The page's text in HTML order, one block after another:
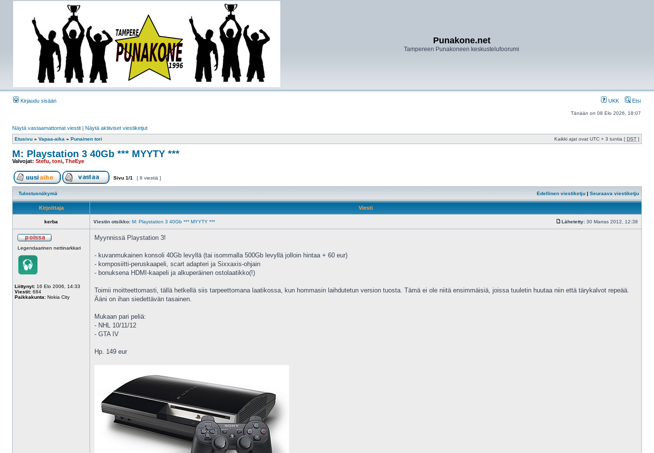
Punakone.net
Tampereen Punakoneen keskustelufoorumi
Kirjaudu sisään UKK Etsi
Tänään on 08 Elo 2026, 18:07
Näytä vastaamattomat viestit | Näytä aktiiviset viestiketjut
Etusivu » Vapaa-aika » Punainen tori Kaikki ajat ovat UTC + 3 tuntia [ DST ]
M: Playstation 3 40Gb *** MYYTY ***
Valvojat: Stefu, toni, TheEye
Sivu 1/1 [ 8 viestiä ]
Tulostusnäkymä Edellinen viestiketju | Seuraava viestiketju
Kirjoittaja Viesti
kerba Viestin otsikko: M: Playstation 3 40Gb *** MYYTY *** Lähetetty: 30 Marras 2012, 12:38
Legendaarinen nettinarkkari
Liittynyt: 16 Elo 2006, 14:33
Viestit: 684
Paikkakunta: Nokia City
Myynnissä Playstation 3!
- kuvanmukainen konsoli 40Gb levyllä (tai isommalla 500Gb levyllä jolloin hintaa + 60 eur)
- komposiitti-peruskaapeli, scart adapteri ja Sixxaxis-ohjain
- bonuksena HDMI-kaapeli ja alkuperäinen ostolaatikko(!)
Toimii moitteettomasti, tällä hetkellä siis tarpeettomana laatikossa, kun hommasin laihdutetun version tuosta. Tämä ei ole niitä ensimmäisiä, joissa tuuletin huutaa niin että tärykalvot repeää.
Ääni on ihan siedettävän tasainen.
Mukaan pari peliä:
- NHL 10/11/12
- GTA IV
Hp. 149 eur